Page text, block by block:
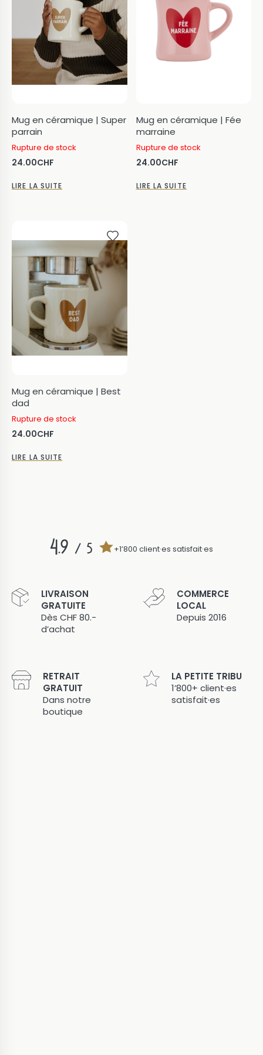
Mug en céramique | Super
parrain
Rupture de stock
24.00CHF
LIRE LA SUITE
Mug en céramique | Fée
marraine
Rupture de stock
24.00CHF
LIRE LA SUITE
Mug en céramique | Best
dad
Rupture de stock
24.00CHF
LIRE LA SUITE
4.9 / 5 +1’800 client·es satisfait·es
LIVRAISON
GRATUITE
Dès CHF 80.-
d’achat
COMMERCE
LOCAL
Depuis 2016
RETRAIT
GRATUIT
Dans notre
boutique
LA PETITE TRIBU
1’800+ client·es
satisfait·es